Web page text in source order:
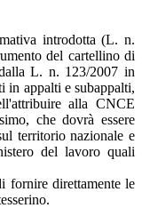
introdotta (L. n.
del cartellino di
L. n. 123/2007 in
in appalti e subappalti,
alla CNCE
che dovrà essere
territorio nazionale e
del lavoro quali
fornire direttamente le